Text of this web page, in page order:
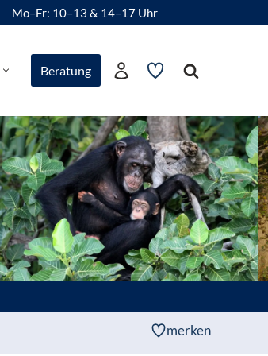
Mo–Fr: 10–13 & 14–17 Uhr
Beratung
merken